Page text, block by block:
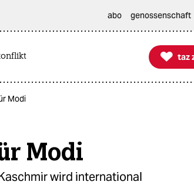
abo genossenschaft

taz zahl
taz
Modi
Modi
wird international